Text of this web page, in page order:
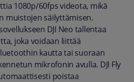
1080p/60fps videota, mikä
muistojen säilyttämisen.
DJI Neo tallentaa
joka voidaan liittää
kautta tai suoraan
mikrofonin avulla. DJI Fly
poistaa